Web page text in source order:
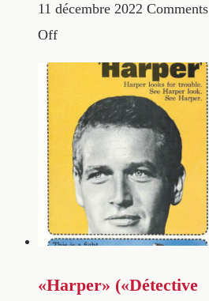
11 décembre 2022 Comments
Off
«Harper» («Détective